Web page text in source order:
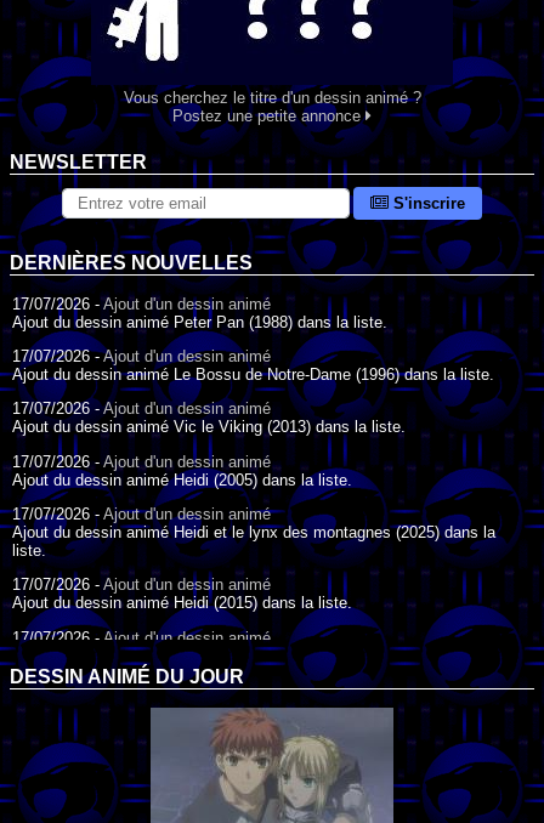
Vous cherchez le titre d'un dessin animé ?
Postez une petite annonce
NEWSLETTER
S'inscrire
DERNIÈRES NOUVELLES
17/07/2026 -Ajout d'un dessin animé
Ajout du dessin animé Peter Pan (1988) dans la liste.
17/07/2026 -Ajout d'un dessin animé
Ajout du dessin animé Le Bossu de Notre-Dame (1996) dans la liste.
17/07/2026 -Ajout d'un dessin animé
Ajout du dessin animé Vic le Viking (2013) dans la liste.
17/07/2026 -Ajout d'un dessin animé
Ajout du dessin animé Heidi (2005) dans la liste.
17/07/2026 - Ajout d'un dessin animé
Ajout du dessin animé Heidi et le lynx des montagnes (2025) dans la
liste.
17/07/2026 - Ajout d'un dessin animé
Ajout du dessin animé Heidi (2015) dans la liste.
17/07/2026 - Ajout d'un dessin animé
Ajout du dessin animé Heidi (1995) dans la liste.
09/07/2026 -Ajout d'un dessin animé
Ajout du dessin animé Genki l'Aventurier de la Chance (2006) dans la
04/07/2026 -Ajout d'un dessin animé
Ajout du dessin animé Vilain Petit Canard (2000) dans la liste.
04/07/2026 -Ajout d'un dessin animé
DESSIN ANIMÉ DU JOUR